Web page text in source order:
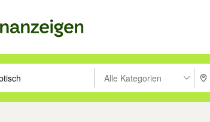
Eingabetaste drücken um zu suchen, oder
Alle Kategorien